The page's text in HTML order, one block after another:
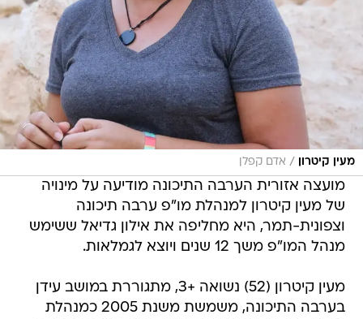
מעין קיטרון / אדם קפלן
מועצה אזורית הערבה התיכונה מודיעה על מינויה
של מעין קיטרון למנהלת מו"פ ערבה תיכונה
וצפונית-תמר, היא מחליפה את אילון גדיאל ששימש
מנהל המו"פ משך 12 שנים ויוצא לגמלאות.
מעין קיטרון (52) נשואה +3, מתגוררת במושב עידן
בערבה התיכונה, משמשת משנת 2005 כמנהלת